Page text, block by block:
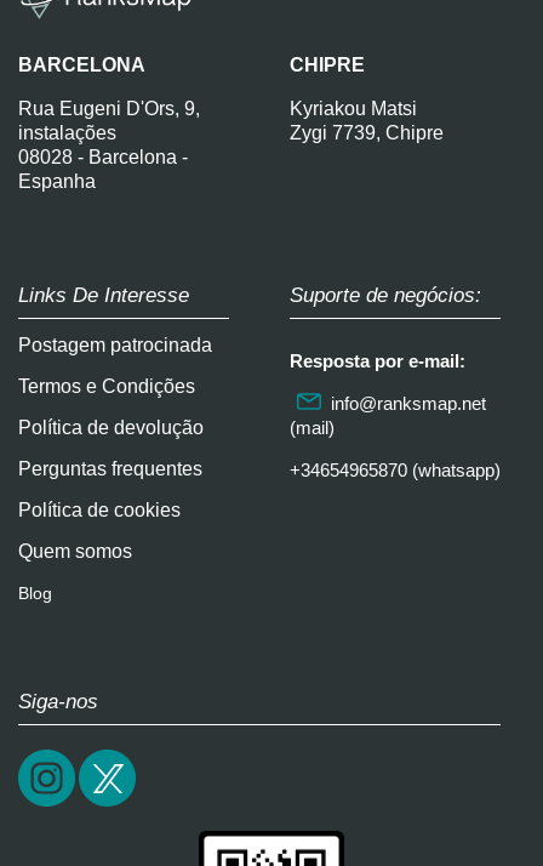
BARCELONA
Rua Eugeni D'Ors, 9,
instalações
08028 - Barcelona -
Espanha
CHIPRE
Kyriakou Matsi
Zygi 7739, Chipre
Links De Interesse
Postagem patrocinada
Termos e Condições
Política de devolução
Perguntas frequentes
Política de cookies
Quem somos
Blog
Suporte de negócios:
Resposta por e-mail:
info@ranksmap.net
(mail)
+34654965870 (whatsapp)
Siga-nos